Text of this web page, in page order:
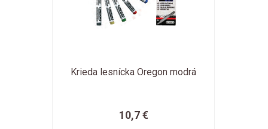
Krieda lesnícka Oregon modrá
10,7 €